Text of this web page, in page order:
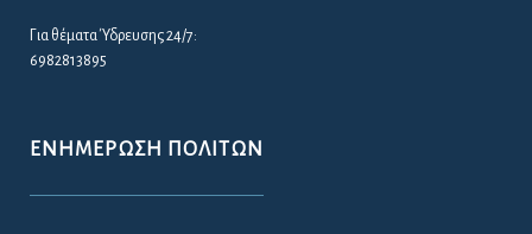
Για θέματα Ύδρευσης 24/7:
6982813895
ΕΝΗΜΈΡΩΣΗ ΠΟΛΙΤΏΝ